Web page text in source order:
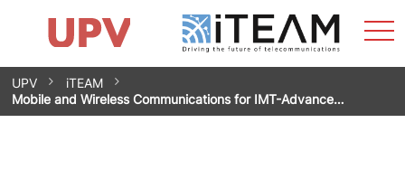
Saltar
contenido
Impacto
Grupos de investigación
Instalaciones
Spin-offs
Contacto
Prácticas
Noticias
Unidad de Igualdad
UPV
iTEAM
Mobile and Wireless Communications for IMT-Advance…